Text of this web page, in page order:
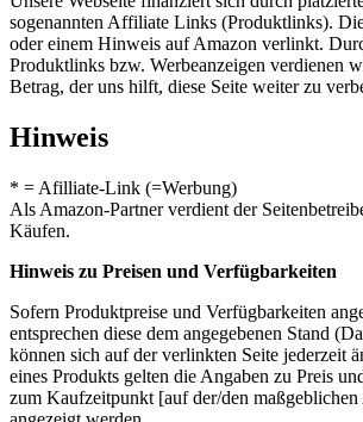
sogenannten Affiliate Links (Produktlinks).
oder einem Hinweis auf Amazon verlinkt.
Produktlinks bzw. Werbeanzeigen verdienen
Betrag, der uns hilft, diese Seite weiter zu
Hinweis
* = Afilliate-Link (=Werbung)
Als Amazon-Partner verdient der
Käufen.
Hinweis zu Preisen und Verfügbarkeiten
Sofern Produktpreise und Verfügbarkeiten
entsprechen diese dem angegebenen Stand
können sich auf der verlinkten Seite jederzeit
eines Produkts gelten die Angaben zu Preis
zum Kaufzeitpunkt [auf der/den